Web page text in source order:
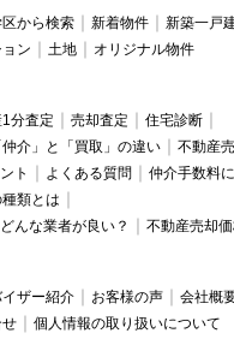
から検索 新着物件
新築一戸
ン 土地 オリジナル物件
分査定 売却査定
住宅診断
仲介」と「買取」の違い
不動産
ト
よくある質問
仲介手数料
類とは
んな業者が良い？
不動産売却
ザー紹介 お客様の声
会社概
せ 個人情報の取り扱いについて